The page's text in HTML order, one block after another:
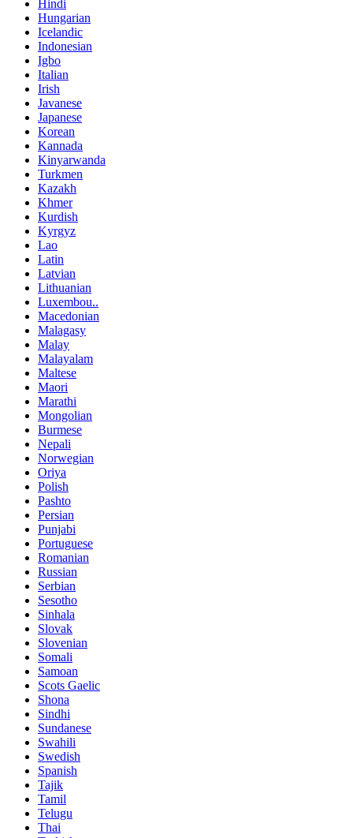
Hindi
Hungarian
Icelandic
Indonesian
Igbo
Italian
Irish
Javanese
Japanese
Korean
Kannada
Kinyarwanda
Turkmen
Kazakh
Khmer
Kurdish
Kyrgyz
Lao
Latin
Latvian
Lithuanian
Luxembou..
Macedonian
Malagasy
Malay
Malayalam
Maltese
Maori
Marathi
Mongolian
Burmese
Nepali
Norwegian
Oriya
Polish
Pashto
Persian
Punjabi
Portuguese
Romanian
Russian
Serbian
Sesotho
Sinhala
Slovak
Slovenian
Somali
Samoan
Scots Gaelic
Shona
Sindhi
Sundanese
Swahili
Swedish
Spanish
Tajik
Tamil
Telugu
Thai